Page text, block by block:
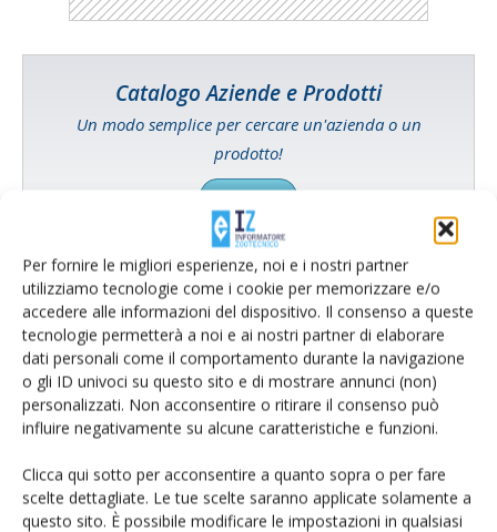
Per fornire le migliori esperienze, noi e i nostri partner
utilizziamo tecnologie come i cookie per memorizzare e/o
accedere alle informazioni del dispositivo. Il consenso a queste
tecnologie permetterà a noi e ai nostri partner di elaborare
dati personali come il comportamento durante la navigazione
o gli ID univoci su questo sito e di mostrare annunci (non)
personalizzati. Non acconsentire o ritirare il consenso può
influire negativamente su alcune caratteristiche e funzioni.
Clicca qui sotto per acconsentire a quanto sopra o per fare
scelte dettagliate. Le tue scelte saranno applicate solamente a
questo sito. È possibile modificare le impostazioni in qualsiasi
Catalogo Aziende e Prodotti
Un modo semplice per cercare un'azienda o un
prodotto!
L'Esperto risponde
I consigli di Terra e Vita agli agricoltori
Cerca adesso